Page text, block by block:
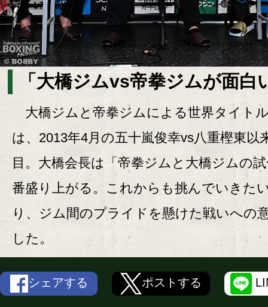
「大橋ジムvs帝拳ジムが面白
大橋ジムと帝拳ジムによる世界タイト
は、2013年4月の五十嵐俊幸vs八重樫東以
目。大橋会長は「帝拳ジムと大橋ジムの
番盛り上がる。これからも挑んでいきた
り、ジム間のプライドを懸けた戦いへの
した。
シェアする ポストする